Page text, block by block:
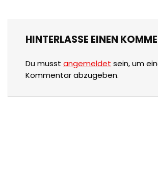
HINTERLASSE EINEN
Du musst angemeldet sein, um
Kommentar abzugeben.